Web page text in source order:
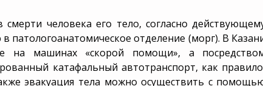
Место на кладбище
человека его тело, согласно
патологоанатомическое отделение (морг). В
на машинах «скорой помощи», а
катафальный автотранспорт, как
эвакуация тела можно осуществить с